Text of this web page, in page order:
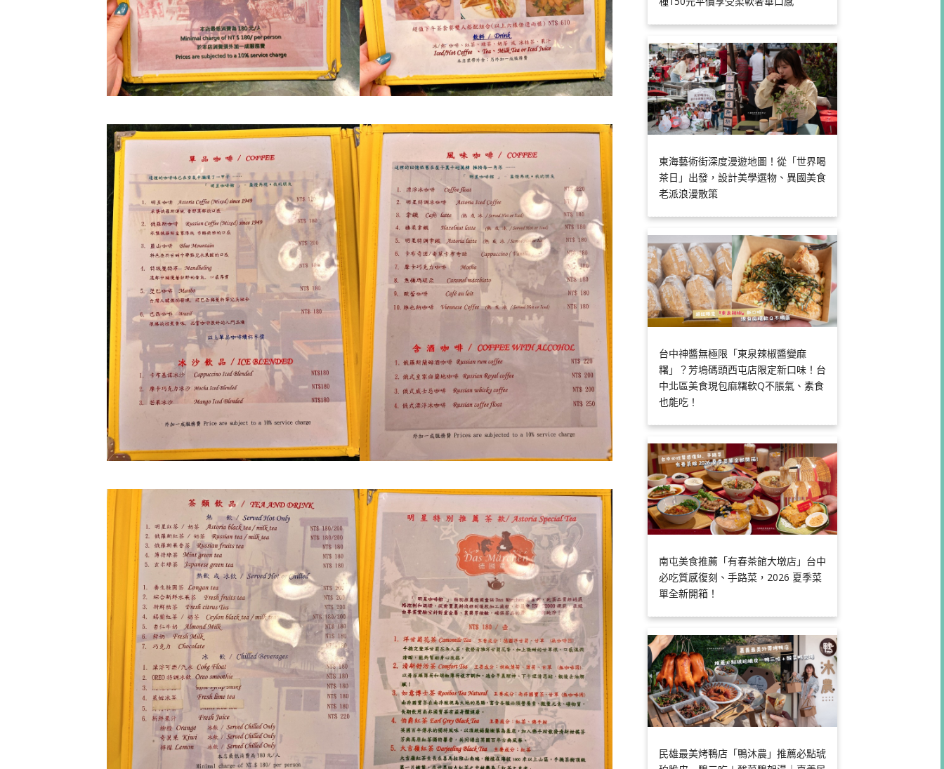
東海藝術街深度漫遊地圖！從「世界喝
茶日」出發，設計美學選物、異國美食
老派浪漫散策
台中神醬無極限「東泉辣椒醬變麻
糬」？芳塢碼頭西屯店限定新口味！台
中北區美食現包麻糬軟Q不脹氣、素食
也能吃！
南屯美食推薦「有春茶館大墩店」台中
必吃質感復刻、手路菜，2026 夏季菜
單全新開箱！
民雄最美烤鴨店「鴨沐農」推薦必點琥